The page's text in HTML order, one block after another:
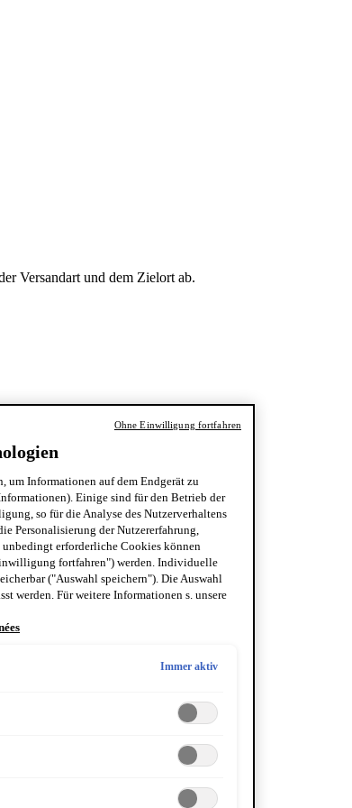
Versandart und dem Zielort ab.
um Informationen auf dem Endgerät zu
Einige sind für den Betrieb der
so für die Analyse des Nutzerverhaltens
Personalisierung der Nutzererfahrung,
erforderliche Cookies können
fortfahren") werden. Individuelle
("Auswahl speichern"). Die Auswahl
werden. Für weitere Informationen s. unsere
Immer aktiv
Ohne Einwilligung fortfahren